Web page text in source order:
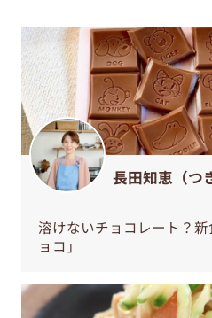
長田知恵（つ
溶けないチョコレート？
ョコ」